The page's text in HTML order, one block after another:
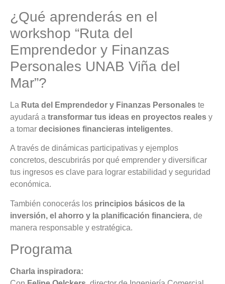
¿Qué aprenderás en el
workshop “Ruta del
Emprendedor y Finanzas
Personales UNAB Viña del
Mar”?
La Ruta del Emprendedor y Finanzas Personales te
ayudará a transformar tus ideas en proyectos reales y
a tomar decisiones financieras inteligentes.
A través de dinámicas participativas y ejemplos
concretos, descubrirás por qué emprender y diversificar
tus ingresos es clave para lograr estabilidad y seguridad
económica.
También conocerás los principios básicos de la
inversión, el ahorro y la planificación financiera, de
manera responsable y estratégica.
Programa
Charla inspiradora: